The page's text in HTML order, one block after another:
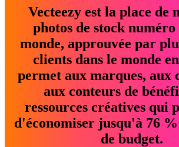
Vecteezy est la place de
photos de stock numéro
monde, approuvée par
clients dans le monde
permet aux marques, aux
aux conteurs de
ressources créatives qui
d'économiser jusqu'à 76
de budget.